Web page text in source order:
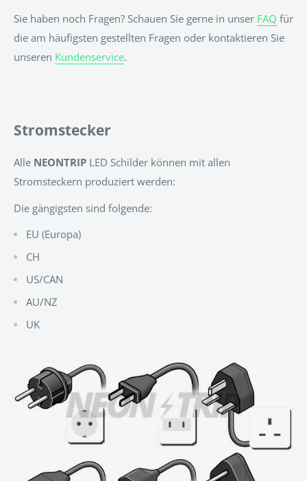
Sie haben noch Fragen? Schauen Sie gerne in unser FAQ für
die am häufigsten gestellten Fragen oder kontaktieren Sie
unseren Kundenservice.
Stromstecker
Alle NEONTRIP LED Schilder können mit allen
Stromsteckern produziert werden:
Die gängigsten sind folgende:
EU (Europa)
CH
US/CAN
AU/NZ
UK